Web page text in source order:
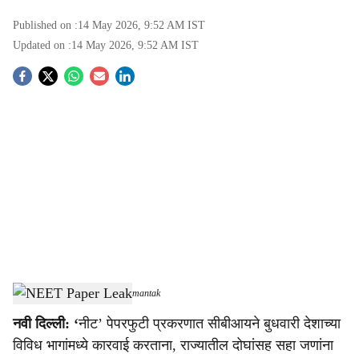
Published on :14 May 2026, 9:52 AM IST
Updated on :14 May 2026, 9:52 AM IST
S
a
NEET Paper Leak-Dainik Gomantak
नवी दिल्ली: ‘नीट’ पेपरफुटी प्रकरणात सीबीआयने बुधवारी देशाच्या
विविध भागांमध्ये कारवाई करताना, राज्यातील दोघांसह सहा जणांना